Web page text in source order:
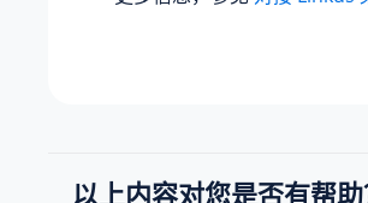
以上内容对您是否有帮助